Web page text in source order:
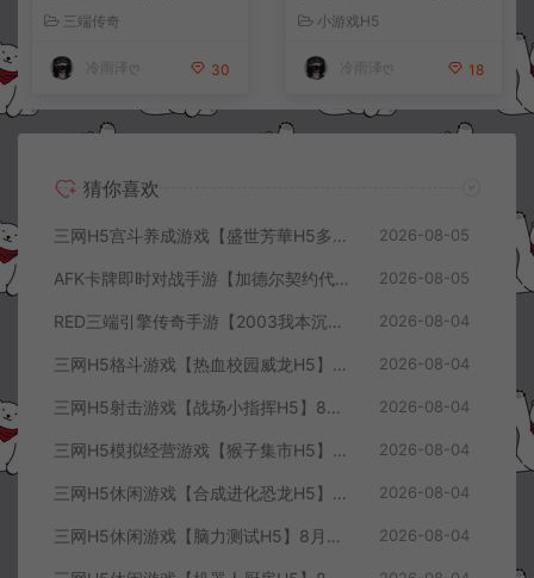
安卓+详细搭建教程
三端传奇
冷雨泽ღ 30
+解压即玩+简易安卓客户端
+详细搭建教程
小游戏H5
冷雨泽ღ 18
猜你喜欢
三网H5宫斗养成游戏【盛世芳華H5多区跨服代金券内购优化版】8月最新整理Linux手工服务端+CDK授权后台+全资源安卓+详细搭建教程+视频教程 2026-08-05
AFK卡牌即时对战手游【加德尔契约代金券内购修复版】8月最新整理Linux手工服务端+前后端全套源码+CDK授权后台+安卓苹果双端+详细搭建教程+视频教程 2026-08-05
RED三端引擎传奇手游【2003我本沉默三职业】8月最新整理Win一键服务端+PC安卓+详细搭建教程 2026-08-04
三网H5格斗游戏【热血校园威龙H5】8月最新整理Linux手工服务端+Win一键服务端+解压即玩+简易安卓客户端+详细搭建教程 2026-08-04
三网H5射击游戏【战场小指挥H5】8月最新整理Linux手工服务端+Win一键服务端+解压即玩+简易安卓客户端+详细搭建教程 2026-08-04
三网H5模拟经营游戏【猴子集市H5】8月最新整理Linux手工服务端+Win一键服务端+解压即玩+简易安卓客户端+详细搭建教程 2026-08-04
三网H5休闲游戏【合成进化恐龙H5】8月最新整理Linux手工服务端+Win一键服务端+解压即玩+简易安卓客户端+详细搭建教程 2026-08-04
三网H5休闲游戏【脑力测试H5】8月最新整理Linux手工服务端+Win一键服务端+解压即玩+简易安卓客户端+详细搭建教程 2026-08-04